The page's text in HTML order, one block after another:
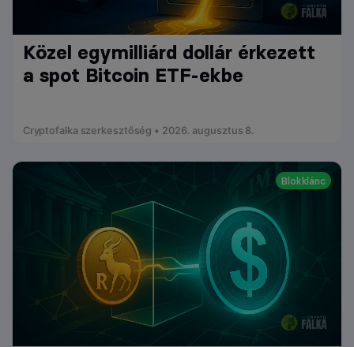
Közel egymilliárd dollár érkezett
a spot Bitcoin ETF-ekbe
Cryptofalka szerkesztőség • 2026. augusztus 8.
Blokklánc